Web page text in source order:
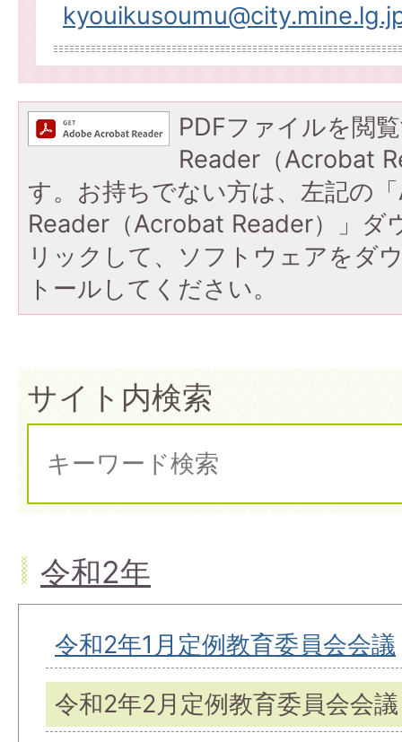
PDFファイルを閲
Reader（Acrobat
す。お持ちでない方は、左記の
Reader（Acrobat Reader）」ダ
リックして、ソフトウェアをダ
トールしてください。
サイト内検索
令和2年
令和2年1月定例教育委員会会議
令和2年2月定例教育委員会会議